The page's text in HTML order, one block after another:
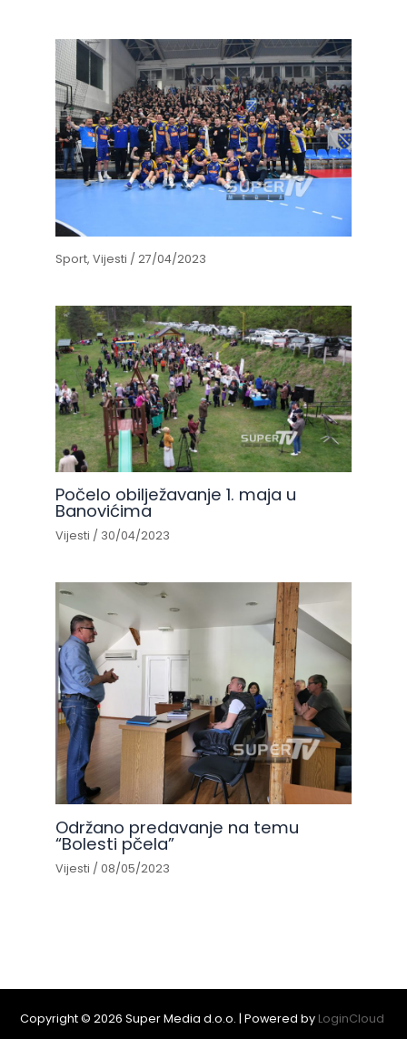
Sport,Vijesti /27/04/2023
Počelo obilježavanje 1. maja u
Banovićima
Vijesti / 30/04/2023
Održano predavanje na temu
“Bolesti pčela”
Vijesti /08/05/2023
Copyright © 2026 Super Media d.o.o. | Powered by LoginCloud